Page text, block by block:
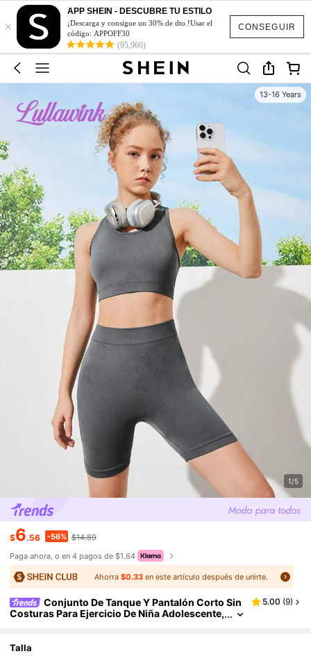
CONSEGUIR
×
APP SHEIN - DESCUBRE TU ESTILO
¡Descarga y consigue un 30% de dto.!Usar el
código: APPOFF30
(95,960)
13-16 Years
1/5
$6.56 -56% $14.89
Paga ahora, o en 4 pagos de $1.64
Ahorra $0.33en este artículo después de unirte.
Conjunto De Tanque Y Pantalón Corto Sin
Costuras Para Ejercicio De Niña Adolescente,
5.00 (9)
Talla